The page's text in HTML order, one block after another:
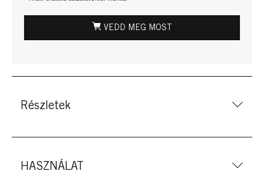
VEDD MEG MOST
Részletek
HASZNÁLAT